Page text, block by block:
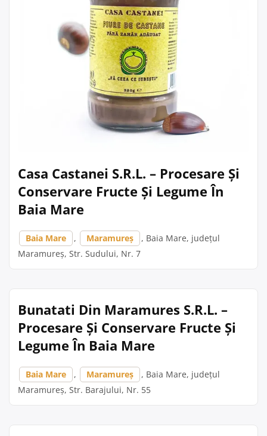
Casa Castanei S.R.L. – Procesare Și
Conservare Fructe Și Legume În
Baia Mare
Baia Mare , Maramureș
, Baia Mare, județul
Maramureș, Str. Sudului, Nr. 7
Bunatati Din Maramures S.R.L. –
Procesare Și Conservare Fructe Și
Legume În Baia Mare
Baia Mare , Maramureș
, Baia Mare, județul
Maramureș, Str. Barajului, Nr. 55